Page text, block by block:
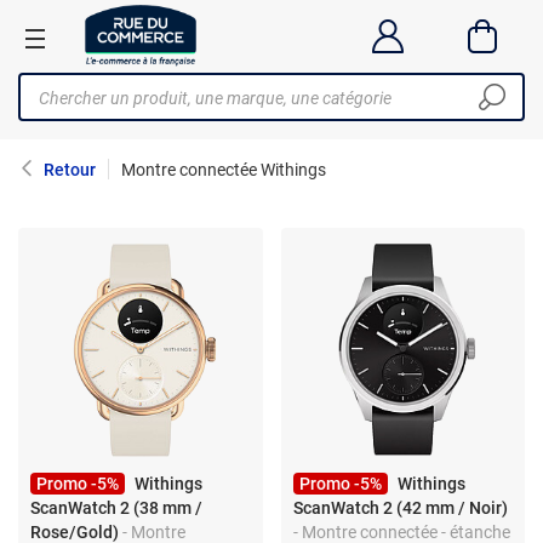
Retour Montre connectée Withings
Promo -5%
Withings
ScanWatch 2 (38 mm /
Rose/Gold) - Montre
Promo -5%
Withings
ScanWatch 2 (42 mm / Noir)
- Montre connectée - étanche